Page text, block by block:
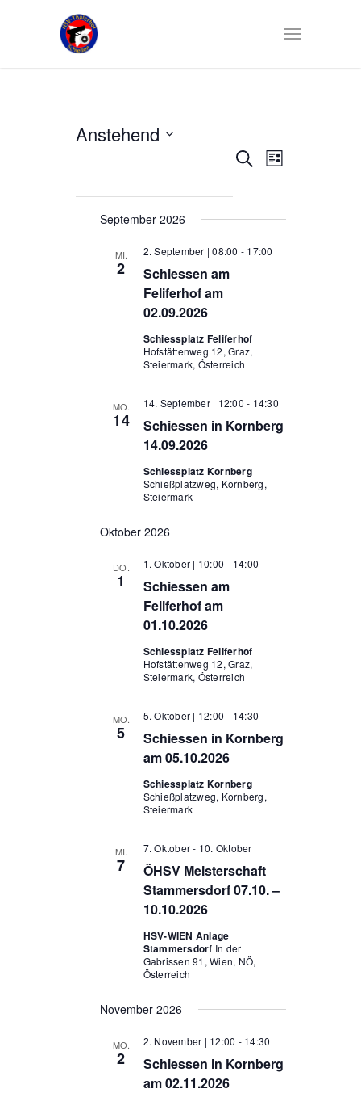
Veranstaltungen
und
Navigation
Suche Veranstaltung
Liste
Anstehend
September 2026
MI.
2
Schiessen am
Feliferhof am
02.09.2026
2. September | 08:00 - 17:00
Schiessplatz Feliferhof
Hofstättenweg 12, Graz,
Steiermark, Österreich
MO.
14
Schiessen in Kornberg
14.09.2026
14. September | 12:00 - 14:30
Schiessplatz Kornberg
Schießplatzweg, Kornberg,
Steiermark
Oktober 2026
DO.
1
Schiessen am
Feliferhof am
01.10.2026
1. Oktober | 10:00 - 14:00
Schiessplatz Feliferhof
Hofstättenweg 12, Graz,
Steiermark, Österreich
MO.
5
Schiessen in Kornberg
am 05.10.2026
5. Oktober | 12:00 - 14:30
Schiessplatz Kornberg
Schießplatzweg, Kornberg,
Steiermark
MI.
7
ÖHSV Meisterschaft
Stammersdorf 07.10. –
10.10.2026
7. Oktober- 10. Oktober
HSV-WIEN Anlage
Stammersdorf In der
Gabrissen 91, Wien, NÖ,
Österreich
November 2026
MO.
2
Schiessen in Kornberg
am 02.11.2026
2. November | 12:00 - 14:30